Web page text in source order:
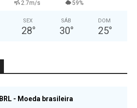
2.7m/s 59%
SEX
28°
SÁB
30°
DOM
25°
BRL - Moeda brasileira